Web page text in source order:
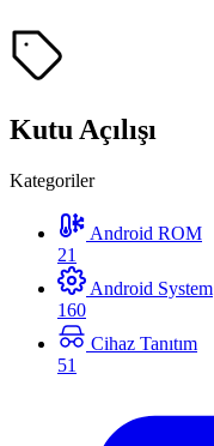
Kutu Açılışı
Kategoriler
Android ROM
21
Android System
160
Cihaz Tanıtım
51